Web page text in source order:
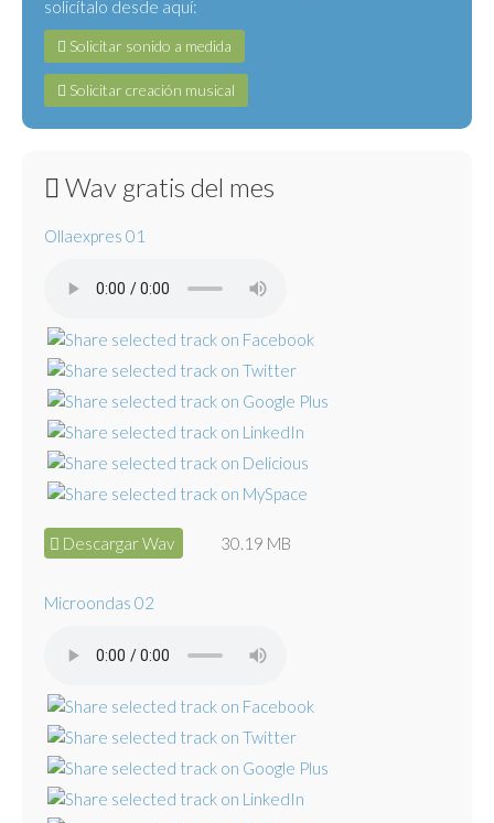
solicítalo desde aquí:
Solicitar sonido a medida
Solicitar creación musical
Wav gratis del mes
Ollaexpres 01
Descargar Wav 30.19 MB
Microondas 02